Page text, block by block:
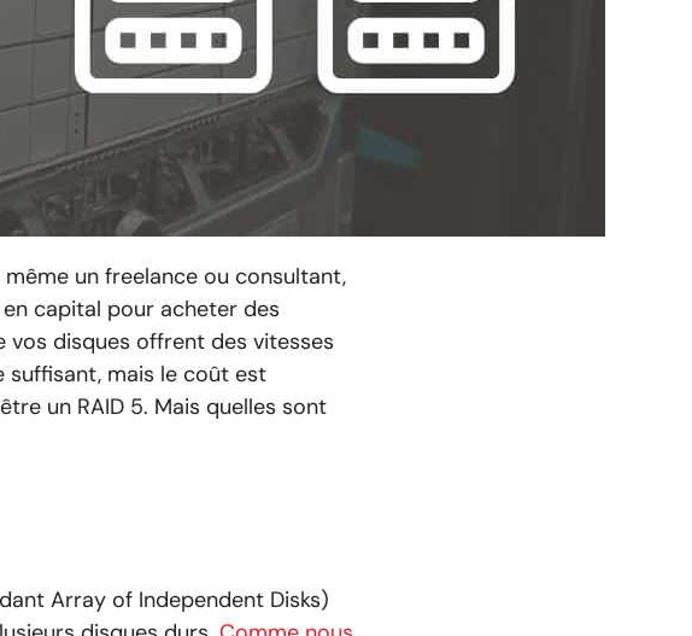
un freelance ou consultant,
capital pour acheter des
vos disques offrent des vitesses
suffisant, mais le coût est
un RAID 5. Mais quelles sont
Array of Independent Disks)